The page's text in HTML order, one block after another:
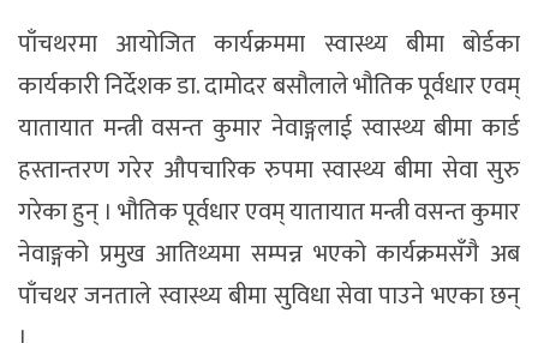
पाँचथरमा आयोजित कार्यक्रममा स्वास्थ्य बीमा बोर्डका
कार्यकारी निर्देशक डा. दामोदर बसौलाले भौतिक पूर्वधार एवम्
यातायात मन्त्री वसन्त कुमार नेवाङ्गलाई स्वास्थ्य बीमा कार्ड
हस्तान्तरण गरेर औपचारिक रुपमा स्वास्थ्य बीमा सेवा सुरु
गरेका हुन् । भौतिक पूर्वधार एवम् यातायात मन्त्री वसन्त कुमार
नेवाङ्गको प्रमुख आतिथ्यमा सम्पन्न भएको कार्यक्रमसँगै अब
पाँचथर जनताले स्वास्थ्य बीमा सुविधा सेवा पाउने भएका छन्